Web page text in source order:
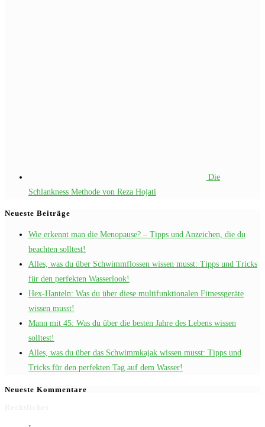
Die
Schlankness Methode von Reza Hojati
Neueste Beiträge
Wie erkennt man die Menopause? – Tipps und Anzeichen, die du
beachten solltest!
Alles, was du über Schwimmflossen wissen musst: Tipps und Tricks
für den perfekten Wasserlook!
Hex-Hanteln: Was du über diese multifunktionalen Fitnessgeräte
wissen musst!
Mann mit 45: Was du über die besten Jahre des Lebens wissen
solltest!
Alles, was du über das Schwimmkajak wissen musst: Tipps und
Tricks für den perfekten Tag auf dem Wasser!
Neueste Kommentare